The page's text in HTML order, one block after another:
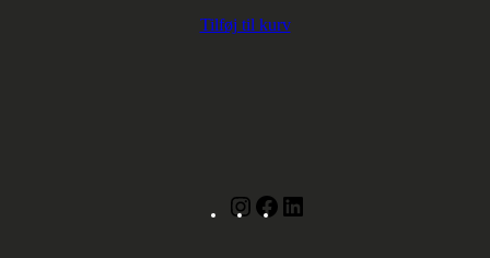
Tilføj til kurv
InstagramFacebook